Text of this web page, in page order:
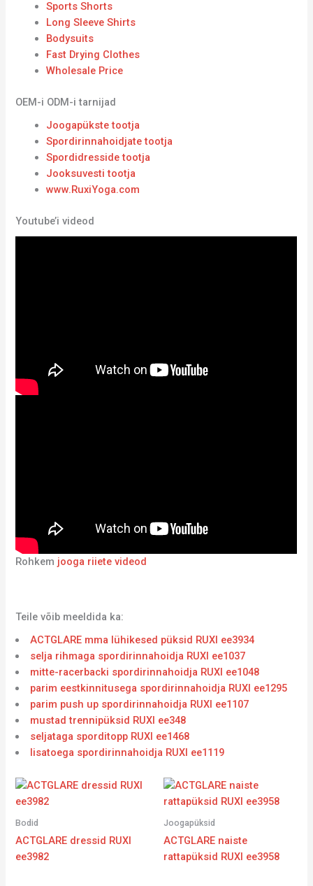
Sports Shorts
Long Sleeve Shirts
Bodysuits
Fast Drying Clothes
Wholesale Price
OEM-i ODM-i tarnijad
Joogapükste tootja
Spordirinnahoidjate tootja
Spordidresside tootja
Jooksuvesti tootja
www.RuxiYoga.com
Youtube’i videod
Rohkem jooga riiete videod
Teile võib meeldida ka:
ACTGLARE mma lühikesed püksid RUXI ee3934
selja rihmaga spordirinnahoidja RUXI ee1037
mitte-racerbacki spordirinnahoidja RUXI ee1048
parim eestkinnitusega spordirinnahoidja RUXI ee1295
parim push up spordirinnahoidja RUXI ee1107
mustad trennipüksid RUXI ee348
seljataga sporditopp RUXI ee1468
lisatoega spordirinnahoidja RUXI ee1119
Bodid
ACTGLARE dressid RUXI
ee3982
Joogapüksid
ACTGLARE naiste
rattapüksid RUXI ee3958